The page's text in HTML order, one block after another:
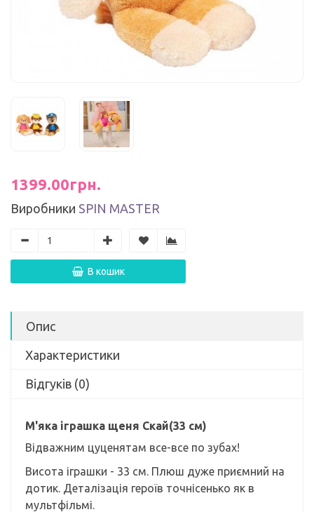
1399.00грн.
Виробники SPIN MASTER
В кошик
Опис
Характеристики
Відгуків (0)
М'яка іграшка щеня Скай(33 см)
Відважним цуценятам все-все по зубах!
Висота іграшки - 33 см. Плюш дуже приємний на
дотик. Деталізація героїв точнісенько як в
мультфільмі.